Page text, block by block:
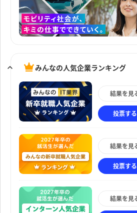
みんなの人気企業ランキング
結果を見
投票する
結果を見
投票する
結果を見